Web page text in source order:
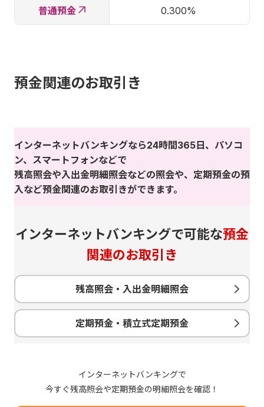
普通預金 0.300%
預金関連のお取引き
インターネットバンキングなら24時間365日、パソコ
ン、スマートフォンなどで
残高照会や入出金明細照会などの照会や、定期預金の預
入など預金関連のお取引きができます。
インターネットバンキングで可能な預金
関連のお取引き
残高照会・入出金明細照会
定期預金・積立式定期預金
インターネットバンキングで
今すぐ残高照会や定期預金の明細照会を確認！